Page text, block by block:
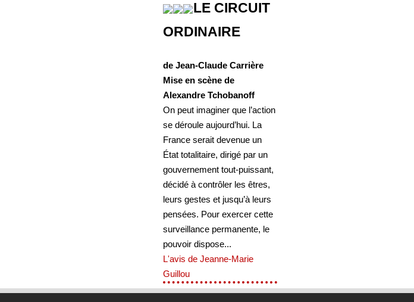
LE CIRCUIT
ORDINAIRE
de Jean-Claude Carrière
Mise en scène de
Alexandre Tchobanoff
On peut imaginer que l’action
se déroule aujourd’hui. La
France serait devenue un
État totalitaire, dirigé par un
gouvernement tout-puissant,
décidé à contrôler les êtres,
leurs gestes et jusqu’à leurs
pensées. Pour exercer cette
surveillance permanente, le
pouvoir dispose...
L'avis de Jeanne-Marie
Guillou